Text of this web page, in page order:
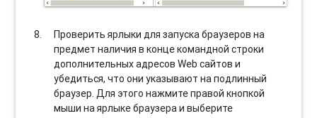
Проверить ярлыки для запуска браузеров на
предмет наличия в конце командной строки
дополнительных адресов Web сайтов и
убедиться, что они указывают на подлинный
браузер. Для этого нажмите правой кнопкой
мыши на ярлыке браузера и выберите